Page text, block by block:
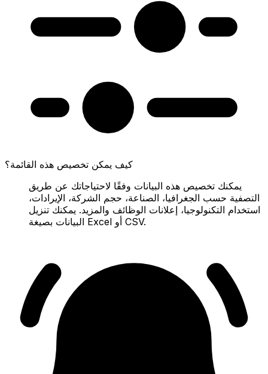
كيف يمكن تخصيص هذه القائمة؟
يمكنك تخصيص هذه البيانات وفقًا لاحتياجاتك عن طريق
التصفية حسب الجغرافيا، الصناعة، حجم الشركة، الإيرادات،
استخدام التكنولوجيا، إعلانات الوظائف والمزيد. يمكنك تنزيل
البيانات بصيغة Excel أو CSV.